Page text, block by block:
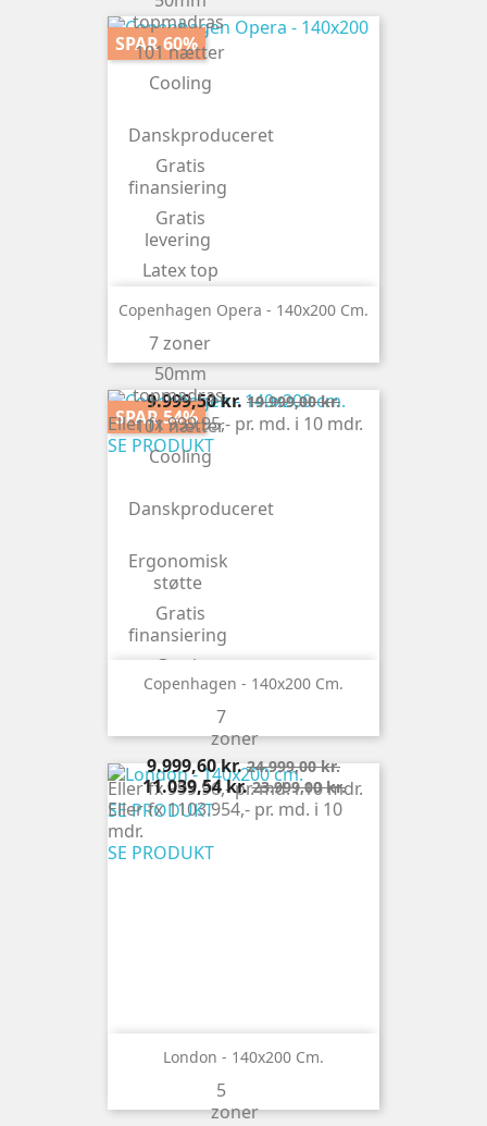
topmadras
101 nætter
Cooling
Danskproduceret
Gratis
finansiering
Gratis
levering
Latex top
Naturlatex
OEKO-
TEX®
Pris
9.999,50 kr.Normalpris
19.999,00 kr.
Eller fx 999.95,- pr. md. i 10 mdr.
SE PRODUKT
Copenhagen Opera - 140x200 Cm.
7 zoner
50mm
topmadras
101 nætter
Cooling
Danskproduceret
Ergonomisk
støtte
Gratis
finansiering
Gratis
ombytning
Latex top
Pris
9.999,60 kr.Normalpris
24.999,00 kr.
Eller fx 999.96,- pr. md. i 10 mdr.
SE PRODUKT
SPAR 60%
Copenhagen - 140x200 Cm.
7
zoner
Pris
11.039,54 kr.Normalpris
23.999,00 kr.
Eller fx 1103.954,- pr. md. i 10
mdr.
SE PRODUKT
SPAR 54%
London - 140x200 Cm.
5
zoner